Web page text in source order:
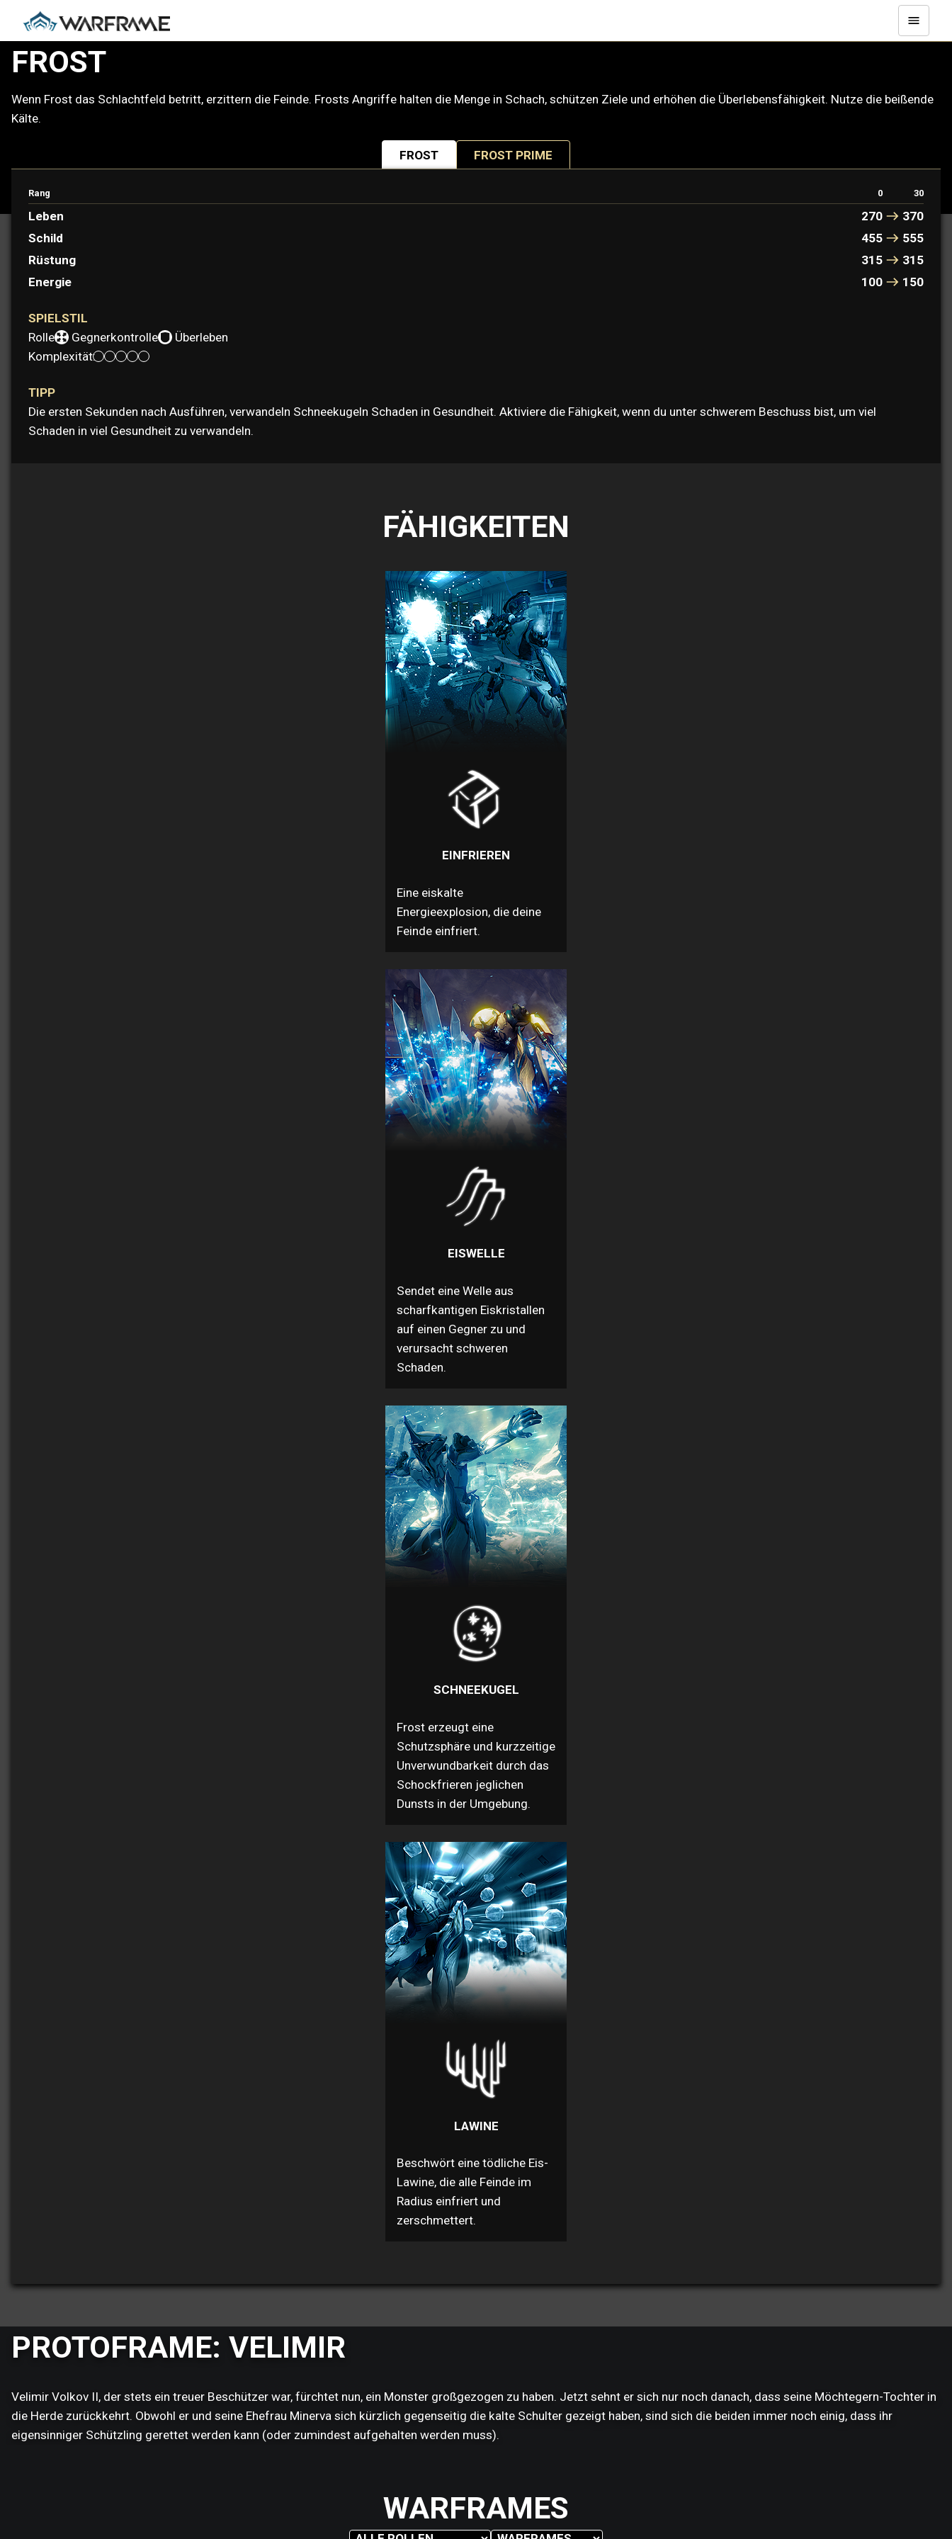
FROST
Wenn Frost das Schlachtfeld betritt, erzittern die Feinde. Frosts Angriffe halten die Menge in Schach, schützen Ziele und erhöhen die Überlebensfähigkeit. Nutze die beißende
Kälte.
FROST FROST PRIME
Rang 0 30
Leben 270
370
Schild
455
555
Rüstung
315
315
Energie
100 150
SPIELSTIL
Rolle:
Gegnerkontrolle
Überleben
Komplexität:
TIPP
Die ersten Sekunden nach Ausführen, verwandeln Schneekugeln Schaden in Gesundheit. Aktiviere die Fähigkeit, wenn du unter schwerem Beschuss bist, um viel
Schaden in viel Gesundheit zu verwandeln.
FÄHIGKEITEN
EINFRIEREN
Eine eiskalte
Energieexplosion, die deine
Feinde einfriert.
EISWELLE
Sendet eine Welle aus
scharfkantigen Eiskristallen
auf einen Gegner zu und
verursacht schweren
Schaden.
SCHNEEKUGEL
Frost erzeugt eine
Schutzsphäre und kurzzeitige
Unverwundbarkeit durch das
Schockfrieren jeglichen
Dunsts in der Umgebung.
LAWINE
Beschwört eine tödliche Eis-
Lawine, die alle Feinde im
Radius einfriert und
zerschmettert.
PROTOFRAME: VELIMIR
Velimir Volkov II, der stets ein treuer Beschützer war, fürchtet nun, ein Monster großgezogen zu haben. Jetzt sehnt er sich nur noch danach, dass seine Möchtegern-Tochter in
die Herde zurückkehrt. Obwohl er und seine Ehefrau Minerva sich kürzlich gegenseitig die kalte Schulter gezeigt haben, sind sich die beiden immer noch einig, dass ihr
eigensinniger Schützling gerettet werden kann (oder zumindest aufgehalten werden muss).
WARFRAMES